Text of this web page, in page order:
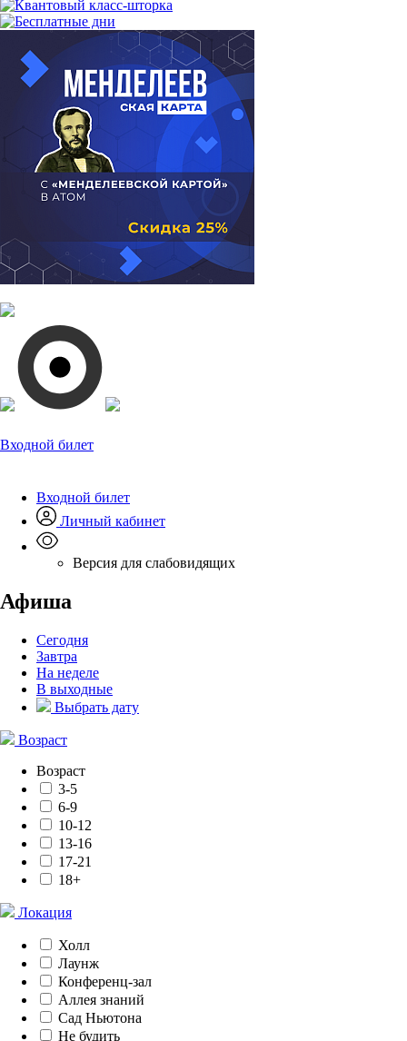
Входной билет
Входной билет
Личный кабинет
Версия для слабовидящих
Афиша
Сегодня
Завтра
На неделе
В выходные
Выбрать дату
Возраст
Возраст
3-5
6-9
10-12
13-16
17-21
18+
Локация
Холл
Лаунж
Конференц-зал
Аллея знаний
Сад Ньютона
Не будить